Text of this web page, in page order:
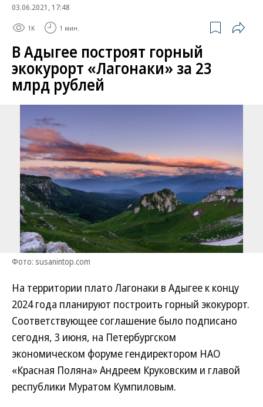
03.06.2021, 17:48
1K 1 мин.
В Адыгее построят горный
экокурорт «Лагонаки» за 23
млрд рублей
Фото: susanintop.com
На территории плато Лагонаки в Адыгее к концу
2024 года планируют построить горный экокурорт.
Соответствующее соглашение было подписано
сегодня, 3 июня, на Петербургском
экономическом форуме гендиректором НАО
«Красная Поляна» Андреем Круковским и главой
республики Муратом Кумпиловым.